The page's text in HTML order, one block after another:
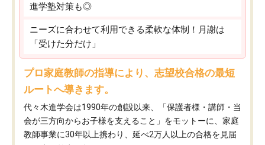
進学塾対策も◎
ニーズに合わせて利用できる柔軟な体制！月謝は
「受けた分だけ」
プロ家庭教師の指導により、志望校合格の最短
ルートへ導きます。
代々木進学会は1990年の創設以来、「保護者様・講師・当
会が三方向からお子様を支えること」をモットーに、家庭
教師事業に30年以上携わり、延べ2万人以上の合格を見届